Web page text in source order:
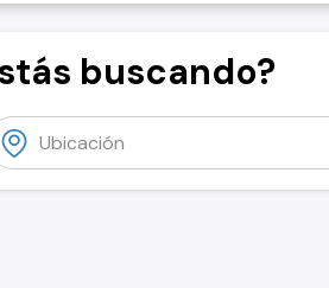
buscando?